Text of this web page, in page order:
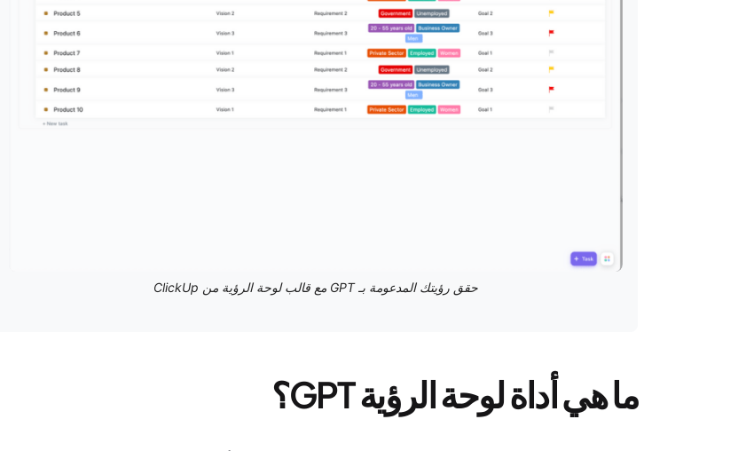
حقق رؤيتك المدعومة بـ GPT مع قالب لوحة الرؤية من ClickUp
ما هي أداة لوحة الرؤية GPT؟